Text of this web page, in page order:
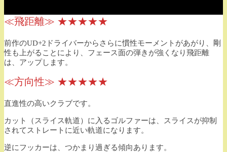
≪飛距離≫ ★★★★★
前作のUD+2ドライバーからさらに慣性モーメントがあがり、剛
性も上がることにより、フェース面の弾きが強くなり飛距離
は、アップします。
≪方向性≫ ★★★★★
直進性の高いクラブです。
カット（スライス軌道）に入るゴルファーは、スライスが抑制
されてストレートに近い軌道になります。
逆にフッカーは、つかまり過ぎる傾向あります。